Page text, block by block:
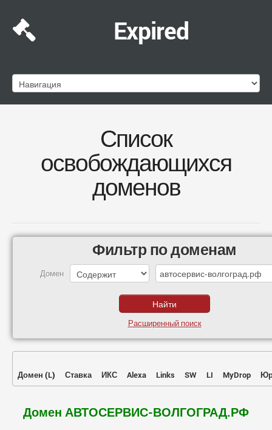
Expired
Список
освобождающихся
доменов
Фильтр по доменам
Домен
Расширенный поиск
Домен (L) Ставка ИКС Alexa Links SW LI MyDrop
Домен АВТОСЕРВИС-ВОЛГОГРАД.РФ